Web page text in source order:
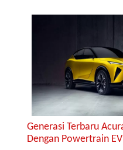
Generasi Terbaru
Dengan Powertrain